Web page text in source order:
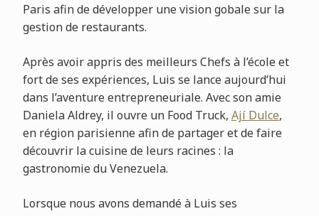
Paris afin de développer une vision gobale sur la
gestion de restaurants.
Après avoir appris des meilleurs Chefs à l’école et
fort de ses expériences, Luis se lance aujourd’hui
dans l’aventure entrepreneuriale. Avec son amie
Daniela Aldrey, il ouvre un Food Truck, Ají Dulce,
en région parisienne afin de partager et de faire
découvrir la cuisine de leurs racines : la
gastronomie du Venezuela.
Lorsque nous avons demandé à Luis ses